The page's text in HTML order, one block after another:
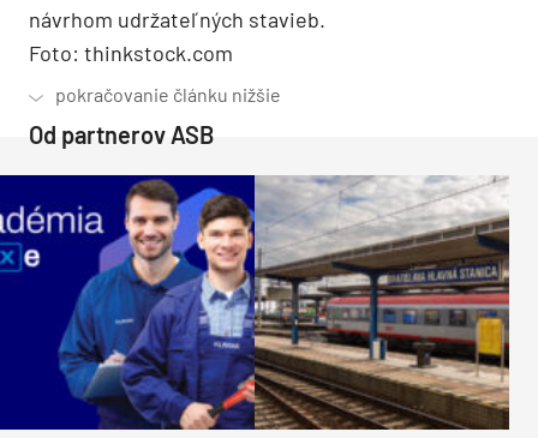
návrhom udržateľných stavieb.
Foto: thinkstock.com
Od partnerov ASB